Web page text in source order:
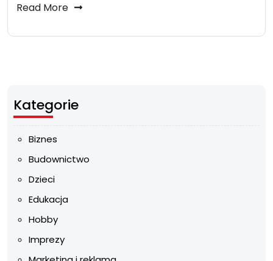
Read More
Kategorie
Biznes
Budownictwo
Dzieci
Edukacja
Hobby
Imprezy